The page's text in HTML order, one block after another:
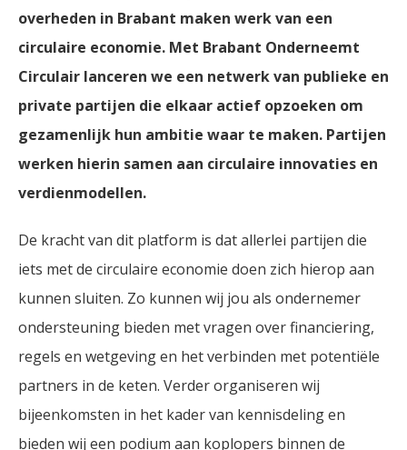
overheden in Brabant maken werk van een
circulaire economie. Met Brabant Onderneemt
Circulair lanceren we een netwerk van publieke en
private partijen die elkaar actief opzoeken om
gezamenlijk hun ambitie waar te maken. Partijen
werken hierin samen aan circulaire innovaties en
verdienmodellen.
De kracht van dit platform is dat allerlei partijen die
iets met de circulaire economie doen zich hierop aan
kunnen sluiten. Zo kunnen wij jou als ondernemer
ondersteuning bieden met vragen over financiering,
regels en wetgeving en het verbinden met potentiële
partners in de keten. Verder organiseren wij
bijeenkomsten in het kader van kennisdeling en
bieden wij een podium aan koplopers binnen de